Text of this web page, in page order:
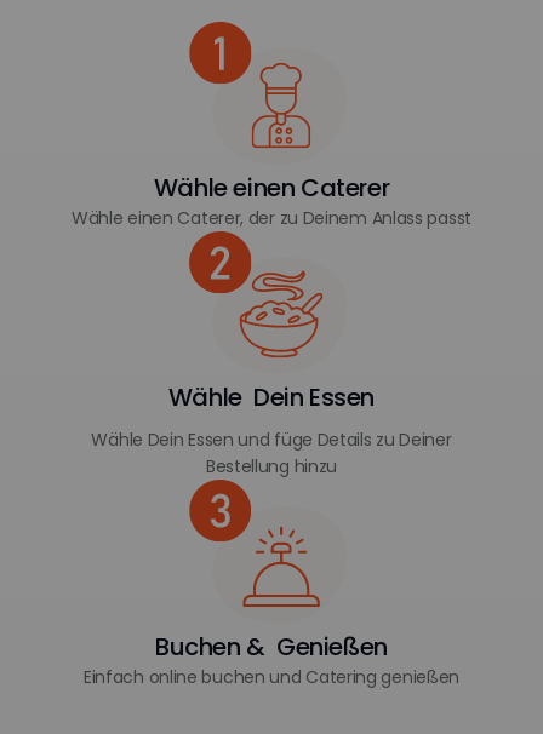
Wähle einen Caterer
Wähle einen Caterer, der zu Deinem Anlass passt
Wähle Dein Essen
Wähle Dein Essen und füge Details zu Deiner
Bestellung hinzu
Buchen & Genießen
Einfach online buchen und Catering genießen